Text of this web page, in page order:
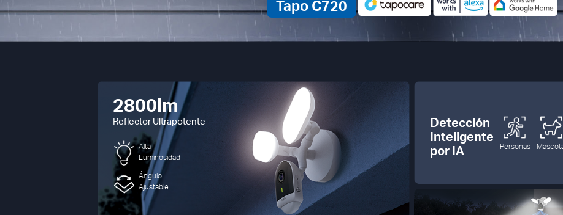
Tapo C720
2800lm
Reflector Ultrapotente
Alta
Luminosidad
Ángulo
Ajustable
Detección
Inteligente
por IA
Personas